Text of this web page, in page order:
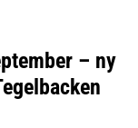
– ny